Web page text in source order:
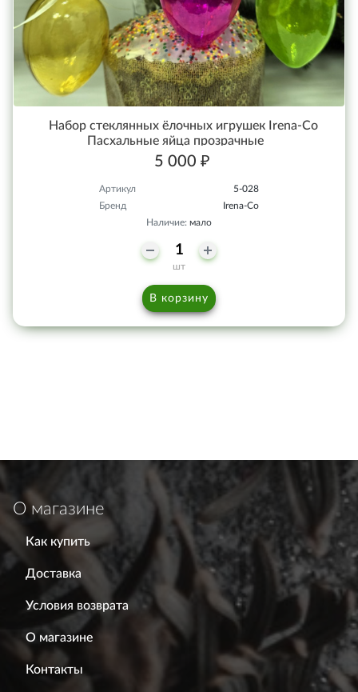
Набор стеклянных ёлочных игрушек Irena-Co
Пасхальные яйца прозрачные
5 000 ₽
Артикул
5-028
Бренд
Irena-Co
Наличие: мало
шт
В корзину
О магазине
Как купить
Доставка
Условия возврата
О магазине
Контакты